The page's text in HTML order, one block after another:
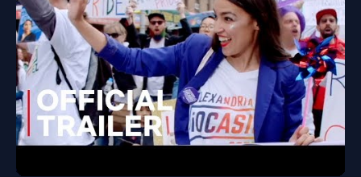
Hoje em dia é até engraçado lembrar disso,
daquele monte de espaço ocupado, com
catálogo e “Filmoteca” no computador.
Netflix aí, com milhares de títulos à disposição,
para você preencher totalmente seu tempo
ocioso.